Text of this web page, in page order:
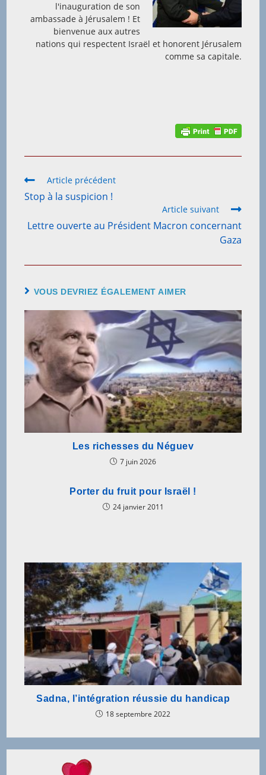
l'inauguration de son
ambassade à Jérusalem ! Et
bienvenue aux autres
nations qui respectent Israël et honorent Jérusalem
comme sa capitale.
Read
articles
Article précédent
Stop à la suspicion !
Article suivant
Lettre ouverte au Président Macron concernant
Gaza
VOUS DEVRIEZ ÉGALEMENT AIMER
Les richesses du Néguev
7 juin 2026
Porter du fruit pour Israël !
24 janvier 2011
Sadna, l’intégration réussie du handicap
18 septembre 2022